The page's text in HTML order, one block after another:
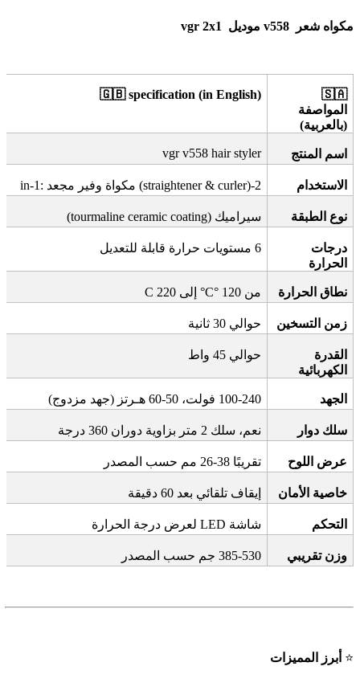
مكواه شعر vgr 2x1 موديل v558
🇸🇦
المواصفة
(بالعربية)
🇬🇧specification (in English)
اسم المنتج vgr v558 hair styler
الاستخدام 2-in-1: مكواة وفير مجعد (straightener & curler)
نوع الطبقة سيراميك (tourmaline ceramic coating)
درجات
الحرارة
6 مستويات حرارة قابلة للتعديل
نطاق الحرارة من 120 °C إلى 220 °C
زمن التسخين حوالي 30 ثانية
القدرة
الكهربائية
حوالي 45 واط
الجهد 100-240 فولت، 50-60 هـرتز (جهد مزدوج)
سلك دوار نعم، سلك 2 متر بزاوية دوران 360 درجة
عرض اللوح تقريبًا 26-38 مم حسب المصدر
خاصية الأمان إيقاف تلقائي بعد 60 دقيقة
التحكم شاشة لعرض درجة الحرارة
وزن تقريبي 385-530 جم حسب المصدر
⭐ أبرز المميزات